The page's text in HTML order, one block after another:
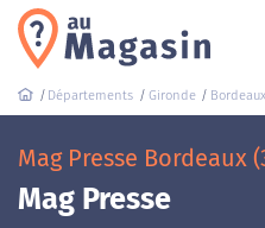
Départements Gironde Bordeaux
Mag Presse Bordeaux
Mag Presse